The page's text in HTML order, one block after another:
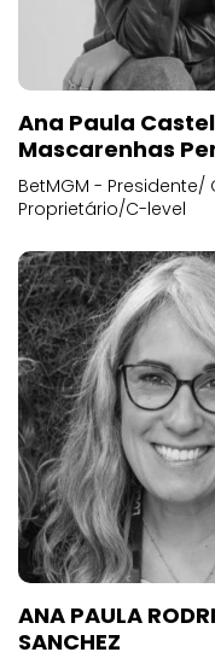
Ana Paula
Mascarenhas
BetMGM - Presidente/
Proprietário/C-level
ANA PAULA
SANCHEZ